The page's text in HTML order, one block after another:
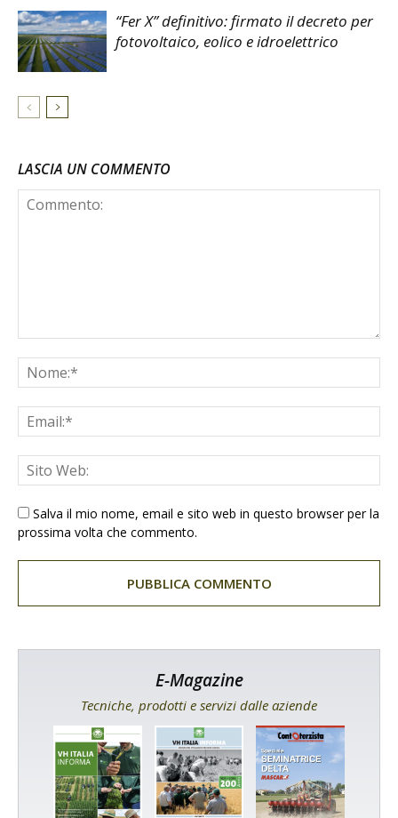
“Fer X” definitivo: firmato il decreto per
fotovoltaico, eolico e idroelettrico
LASCIA UN COMMENTO
Salva il mio nome, email e sito web in questo browser per la
prossima volta che commento.
E-Magazine
Tecniche, prodotti e servizi dalle aziende